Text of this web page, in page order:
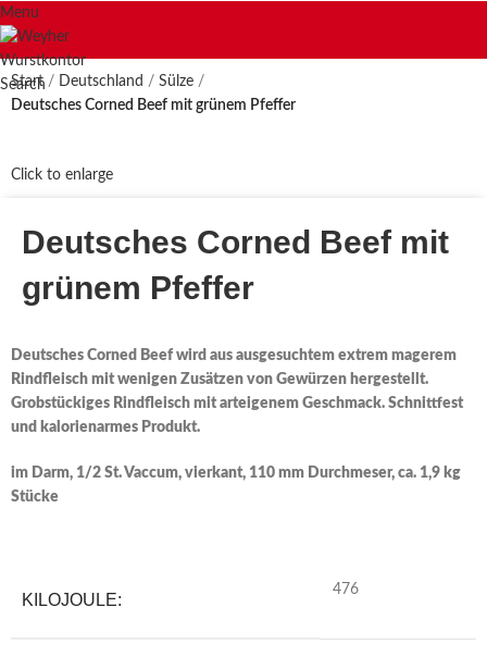
Menu
Search
Start Deutschland
Sülze
Deutsches Corned Beef mit grünem Pfeffer
Click to enlarge
Deutsches Corned Beef mit
grünem Pfeffer
Deutsches Corned Beef wird aus ausgesuchtem extrem magerem
Rindfleisch mit wenigen Zusätzen von Gewürzen hergestellt.
Grobstückiges Rindfleisch mit arteigenem Geschmack. Schnittfest
und kalorienarmes Produkt.
im Darm, 1/2 St. Vaccum, vierkant, 110 mm Durchmeser, ca. 1,9 kg
Stücke
KILOJOULE:
476